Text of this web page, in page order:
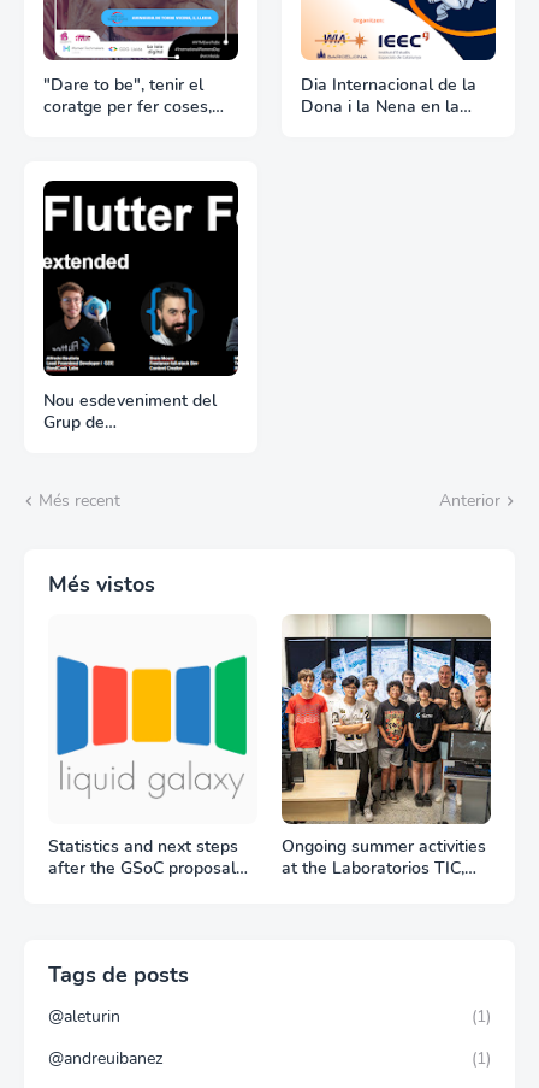
"Dare to be", tenir el
coratge per fer coses,
per WTM Lleida i GDG
Lleida
Dia Internacional de la
Dona i la Nena en la
Nou esdeveniment del
Grup de
Més recent
Anterior
Més vistos
Statistics and next steps
after the GSoC proposal
Ongoing summer activities
at the Laboratorios TIC,
Tags de posts
@aleturin
(1)
@andreuibanez
(1)